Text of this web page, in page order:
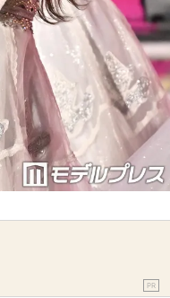
PR